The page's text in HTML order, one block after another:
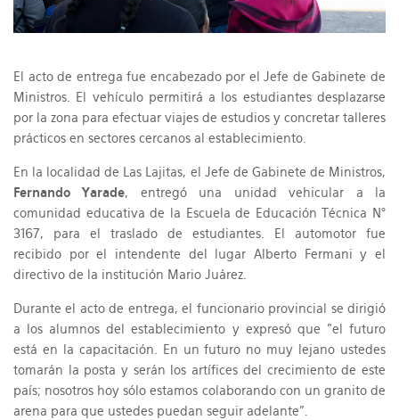
El acto de entrega fue encabezado por el Jefe de Gabinete de
Ministros. El vehículo permitirá a los estudiantes desplazarse
por la zona para efectuar viajes de estudios y concretar talleres
prácticos en sectores cercanos al establecimiento.
En la localidad de Las Lajitas, el Jefe de Gabinete de Ministros,
Fernando Yarade, entregó una unidad vehicular a la
comunidad educativa de la Escuela de Educación Técnica N°
3167, para el traslado de estudiantes. El automotor fue
recibido por el intendente del lugar Alberto Fermani y el
directivo de la institución Mario Juárez.
Durante el acto de entrega, el funcionario provincial se dirigió
a los alumnos del establecimiento y expresó que "el futuro
está en la capacitación. En un futuro no muy lejano ustedes
tomarán la posta y serán los artífices del crecimiento de este
país; nosotros hoy sólo estamos colaborando con un granito de
arena para que ustedes puedan seguir adelante".